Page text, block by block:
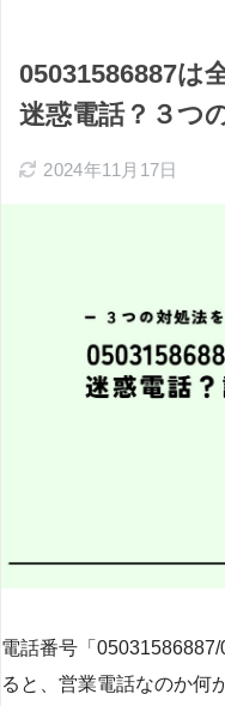
05031586887は
迷惑電話？３つ
2024年11月17日
電話番号「
ると、営業電話なのか何